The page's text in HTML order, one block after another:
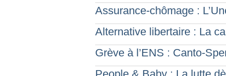
Assurance-chômage :
Alternative libertaire : La
Grève à l’ENS : Canto-